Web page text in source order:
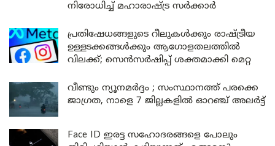
നിരോധിച്ച് മഹാരാഷ്ട്ര സർക്കാർ
പ്രതിഷേധങ്ങളുടെ റീലുകൾക്കും രാഷ്ട്രീയ
ഉള്ളടക്കങ്ങൾക്കും ആഗോളതലത്തിൽ
വിലക്ക്; സെൻസർഷിപ്പ് ശക്തമാക്കി മെറ്റ
വീണ്ടും ന്യൂനമർദ്ദം ; സംസ്ഥാനത്ത് പരക്കെ
ജാഗ്രത, നാളെ 7 ജില്ലകളിൽ ഓറഞ്ച് അലർട്ട്
Face ID ഇരട്ട സഹോദരങ്ങളെ പോലും